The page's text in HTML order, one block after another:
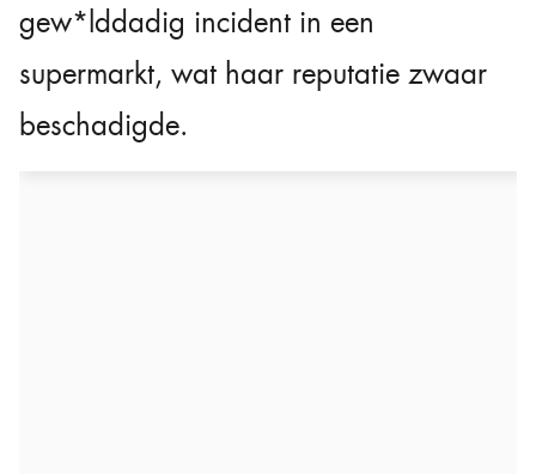
gew*lddadig incident in een
supermarkt, wat haar reputatie zwaar
beschadigde.